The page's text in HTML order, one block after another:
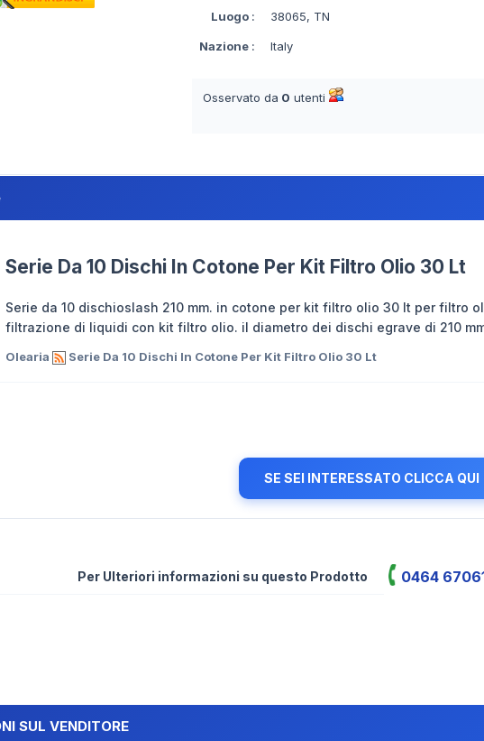
Luogo : 38065, TN
Nazione : Italy
Osservato da 0 utenti
Serie Da 10 Dischi In Cotone Per Kit Filtro Olio 30 Lt
Serie da 10 dischioslash 210 mm. in cotone per kit filtro olio 30 lt per filtro
filtrazione di liquidi con kit filtro olio. il diametro dei dischi egrave di 210
Olearia Serie Da 10 Dischi In Cotone Per Kit Filtro Olio 30 Lt
SE SEI INTERESSATO CLICCA QUI
Per Ulteriori informazioni su questo Prodotto 0464
SUL VENDITORE